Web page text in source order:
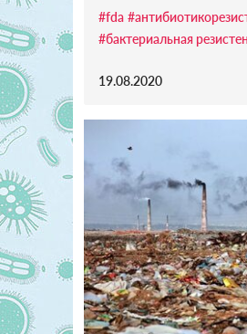
#fda
#бактериальная
19.08.2020